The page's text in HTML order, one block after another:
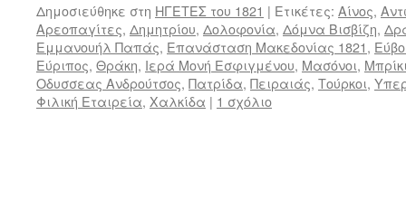
Δημοσιεύθηκε στη ΗΓΕΤΕΣ του 1821 | Ετικέτες: Αίνος,
Αρεοπαγίτες, Δημητρίου, Δολοφονία, Δόμνα Βισβίζη,
Εμμανουήλ Παπάς, Επανάσταση Μακεδονίας 1821,
Εύριπος, Θράκη, Ιερά Μονή Εσφιγμένου, Μασόνοι,
Οδυσσεας Ανδρούτσος, Πατρίδα, Πειραιάς, Τούρκοι,
Φιλική Εταιρεία, Χαλκίδα | 1 σχόλιο